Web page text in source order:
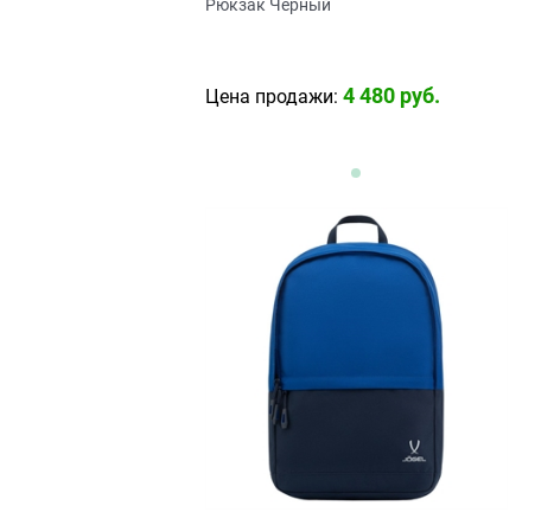
Рюкзак Черный
Цена продажи: 4 480 руб.